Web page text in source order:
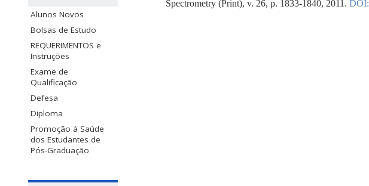
Alunos Novos
Bolsas de Estudo
REQUERIMENTOS e
Instruções
Exame de
Qualificação
Defesa
Diploma
Promoção à Saúde
dos Estudantes de
Pós-Graduação
Spectrometry (Print), v. 26, p. 1833-1840, 2011. DOI: